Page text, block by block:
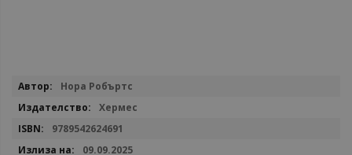
Повече
Нора Робъртс
Хермес
9789542624691
09.09.2025